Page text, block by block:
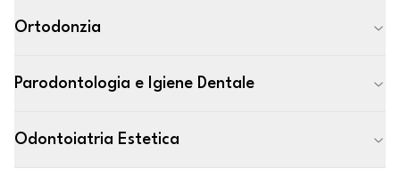
Ortodonzia
Parodontologia e Igiene Dentale
Odontoiatria Estetica